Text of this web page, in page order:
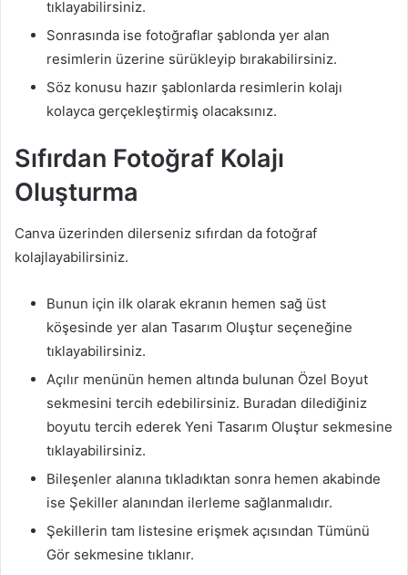
tıklayabilirsiniz.
Sonrasında ise fotoğraflar şablonda yer alan
resimlerin üzerine sürükleyip bırakabilirsiniz.
Söz konusu hazır şablonlarda resimlerin kolajı
kolayca gerçekleştirmiş olacaksınız.
Sıfırdan Fotoğraf Kolajı
Oluşturma
Canva üzerinden dilerseniz sıfırdan da fotoğraf
kolajlayabilirsiniz.
Bunun için ilk olarak ekranın hemen sağ üst
köşesinde yer alan Tasarım Oluştur seçeneğine
tıklayabilirsiniz.
Açılır menünün hemen altında bulunan Özel Boyut
sekmesini tercih edebilirsiniz. Buradan dilediğiniz
boyutu tercih ederek Yeni Tasarım Oluştur sekmesine
tıklayabilirsiniz.
Bileşenler alanına tıkladıktan sonra hemen akabinde
ise Şekiller alanından ilerleme sağlanmalıdır.
Şekillerin tam listesine erişmek açısından Tümünü
Gör sekmesine tıklanır.